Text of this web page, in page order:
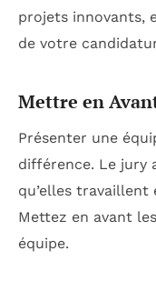
projets innovants,
de votre
Mettre en
Présenter une
différence. Le jury
qu’elles
Mettez en avant
équipe.